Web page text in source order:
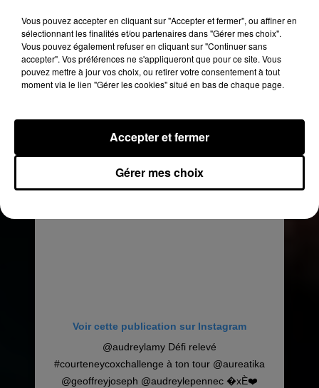
Voir cette publication sur Instagram
Poke @courteneycoxofficial �x"
#courtneycoxchallenge je défie
@alexandralamyofficiel @anthonydacci_
@bigoude �x�
Voir cette publication sur Instagram
@audreylamy Défi relevé
#courteneycoxchallenge à ton tour @aureatika
@geoffreyjoseph @audreylepennec �xÈ❤️
Vous pouvez accepter en cliquant sur "Accepter et fermer", ou affiner en
sélectionnant les finalités et/ou partenaires dans "Gérer mes choix".
Vous pouvez également refuser en cliquant sur "Continuer sans
accepter". Vos préférences ne s'appliqueront que pour ce site. Vous
pouvez mettre à jour vos choix, ou retirer votre consentement à tout
moment via le lien "Gérer les cookies" situé en bas de chaque page.
Gérer mes choix
Accepter et fermer